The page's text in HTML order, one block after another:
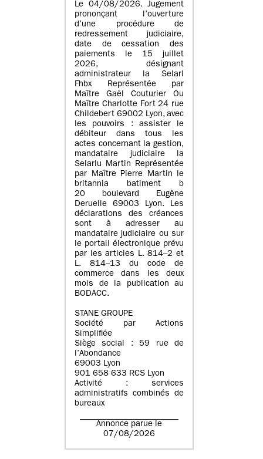
Le 04/08/2026. Jugement
prononçant l’ouverture
d’une procédure de
redressement judiciaire,
date de cessation des
paiements le 15 juillet
2026, désignant
administrateur la Selarl
Fhbx Représentée par
Maître Gaël Couturier Ou
Maître Charlotte Fort 24 rue
Childebert 69002 Lyon, avec
les pouvoirs : assister le
débiteur dans tous les
actes concernant la gestion,
mandataire judiciaire la
Selarlu Martin Représentée
par Maître Pierre Martin le
britannia batiment b
20 boulevard Eugène
Deruelle 69003 Lyon. Les
déclarations des créances
sont à adresser au
mandataire judiciaire ou sur
le portail électronique prévu
par les articles L. 814–2 et
L. 814–13 du code de
commerce dans les deux
mois de la publication au
BODACC.
STANE GROUPE
Société par Actions
Simplifiée
Siège social : 59 rue de
l’Abondance
69003 Lyon
901 658 633 RCS Lyon
Activité : services
administratifs combinés de
bureaux
Annonce parue le
07/08/2026